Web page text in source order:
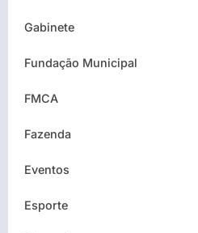
Gabinete
Fundação Municipal
FMCA
Fazenda
Eventos
Esporte